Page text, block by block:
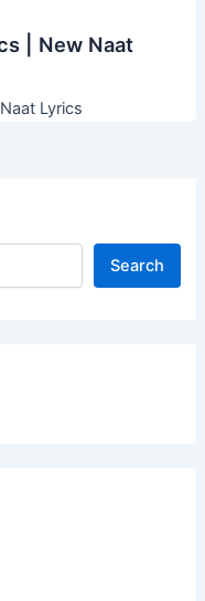
| New Naat
Lyrics
Search